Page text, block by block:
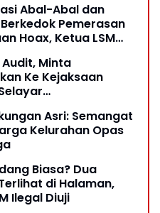
Abal-Abal dan
Pemerasan
Hoax, Ketua LSM
Minta
Ke Kejaksaan
Asri: Semangat
Kelurahan Opas
Biasa? Dua
di Halaman,
Ilegal Diuji